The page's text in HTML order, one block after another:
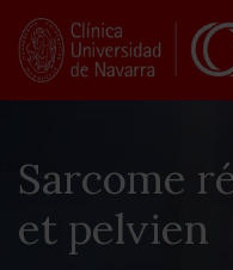
Sarcome
et pelvien